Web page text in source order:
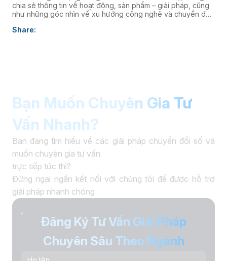
chia sẻ thông tin về hoạt động, sản phẩm – giải pháp, cũng
như những góc nhìn về xu hướng công nghệ và chuyển đổi
doanh nghiệp với thị trường.
Share:
Bạn Muốn Chuyên Gia Tư
Vấn Nhanh?
Bạn đang tìm hiểu về các giải pháp chuyển đổi số và
muốn chuyên gia tư vấn
trực tiếp tức thì?
Đừng ngại ngần kết nối với chúng tôi để được hỗ trợ
giải pháp nhanh chóng
Đăng Ký Tư Vấn Giải Pháp
Chuyên Sâu Theo Ngành